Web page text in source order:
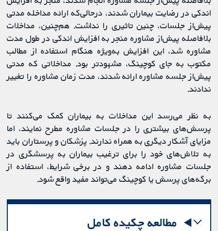
اندکی در رضایت بیماران شدند، درحالی‌که ارائه مداخله مدتی
پیش‌از جلسات، چنین تاثیری را نداشت. هم‌چنین، مداخلات
بلافاصله پیش‌از مشاوره منجر به افزایش اندکی در طول مدت
مشاوره شد، این افزایش به‌ویژه هنگام استفاده از مطالب
مکتوب به جای کوچینگ، مشهودتر بود. مداخلاتی که مدتی
پیش‌از جلسه مشاوره ارائه شدند، مدت زمان مشاوره را تغییر
ندادند.
به نظر می‌رسد این مداخلات به بیماران کمک می‌کنند تا
پرسش‌های بیشتری را در جلسات مشاوره مطرح نمایند، اما
مزایای آشکار دیگری به همراه ندارند. پزشکان و پرستاران باید
به تلاش‌های خود را برای ترغیب بیماران به پرسشگری در
جلسات مشاوره ادامه دهند و در برخی شرایط، استفاده از
برگه‌های پرسش یا کوچینگ می‌تواند مفید واقع شود.
مطالعه چکیده کامل